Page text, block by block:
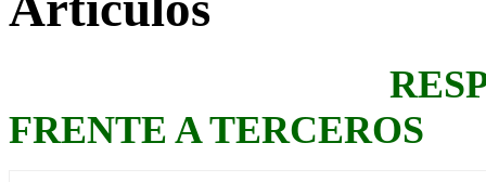
FRENTE A TERCEROS